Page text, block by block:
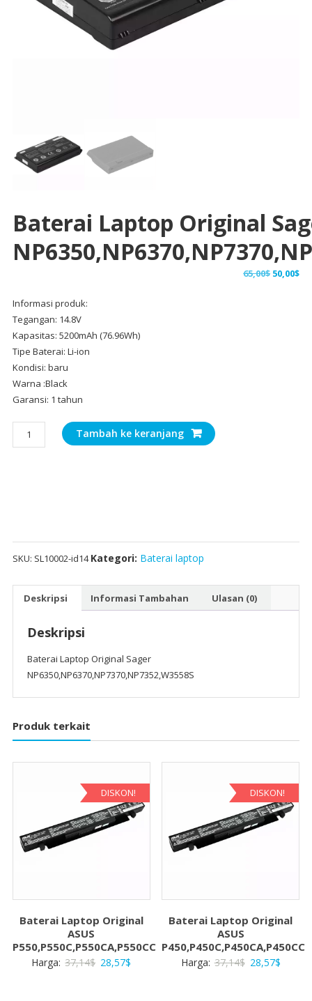
Baterai Laptop Original
65,00$ Harga
50,00$
Informasi produk:
Tegangan: 14.8V
Kapasitas: 5200mAh (76.96Wh)
Tipe Baterai: Li-ion
Kondisi: baru
Warna :Black
Garansi: 1 tahun
Kuantitas
Baterai
Tambah ke keranjang
SKU: SL10002-id14 Kategori: Baterai laptop
Deskripsi Informasi Tambahan Ulasan (0)
Deskripsi
Baterai Laptop Original Sager
NP6350,NP6370,NP7370,NP7352,W3558S
Produk terkait
DISKON!
Baterai Laptop Original
ASUS
P550,P550C,P550CA,P550CC
Harga: 37,14$ Harga
28,57$
DISKON!
Baterai Laptop Original
ASUS
P450,P450C,P450CA,P450CC
Harga: 37,14$ Harga
28,57$Harga